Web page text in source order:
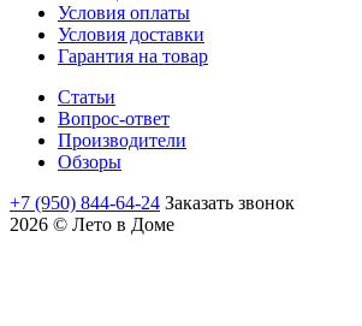
Условия оплаты
Условия доставки
Гарантия на товар
Статьи
Вопрос-ответ
Производители
Обзоры
+7 (950) 844-64-24 Заказать звонок
2026 © Лето в Доме